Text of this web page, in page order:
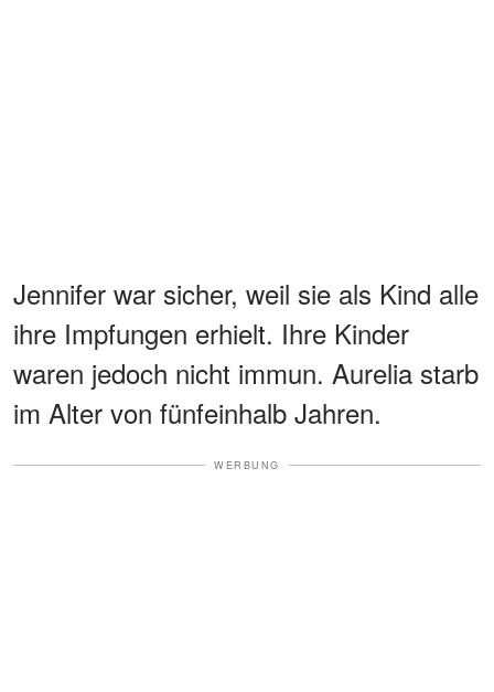
Jennifer war sicher, weil sie als Kind alle
ihre Impfungen erhielt. Ihre Kinder
waren jedoch nicht immun. Aurelia starb
im Alter von fünfeinhalb Jahren.
WERBUNG